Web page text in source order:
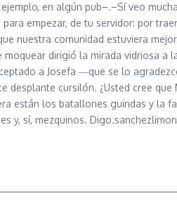
en algún pub–.–Sí veo
para empezar, de tu servidor: por
nuestra comunidad estuviera
moquear dirigió la mirada vidriosa a
a Josefa ―que se lo
desplante cursilón. ¿Usted cree
están los batallones guindas y la
y, sí, mezquinos.